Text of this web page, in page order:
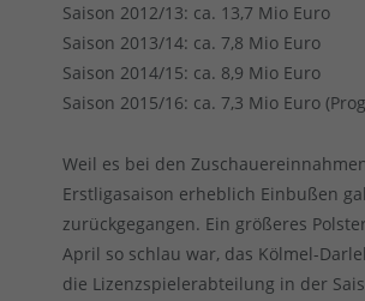
Saison 2012/13: ca. 13,7 Mio Euro
Saison 2013/14: ca. 7,8 Mio Euro
Saison 2014/15: ca. 8,9 Mio Euro
Saison 2015/16: ca. 7,3 Mio Euro
Weil es bei den
Erstligasaison erheblich Einbußen
zurückgegangen. Ein größeres
April so schlau war, das Kölmel-
die Lizenzspielerabteilung in der